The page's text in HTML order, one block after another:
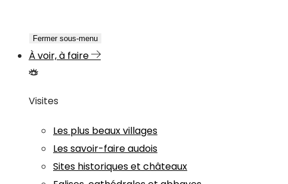
Fermer sous-menu
À voir, à faire
Visites
Les plus beaux villages
Les savoir-faire audois
Sites historiques et châteaux